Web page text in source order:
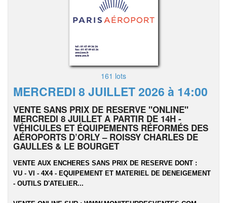
161 lots
MERCREDI 8 JUILLET 2026 à 14:00
VENTE SANS PRIX DE RESERVE "ONLINE"
MERCREDI 8 JUILLET A PARTIR DE 14H -
VÉHICULES ET ÉQUIPEMENTS RÉFORMÉS DES
AÉROPORTS D’ORLY – ROISSY CHARLES DE
GAULLES & LE BOURGET
VENTE AUX ENCHERES SANS PRIX DE RESERVE DONT :
VU - VI - 4X4 - EQUIPEMENT ET MATERIEL DE DENEIGEMENT
- OUTILS D'ATELIER...